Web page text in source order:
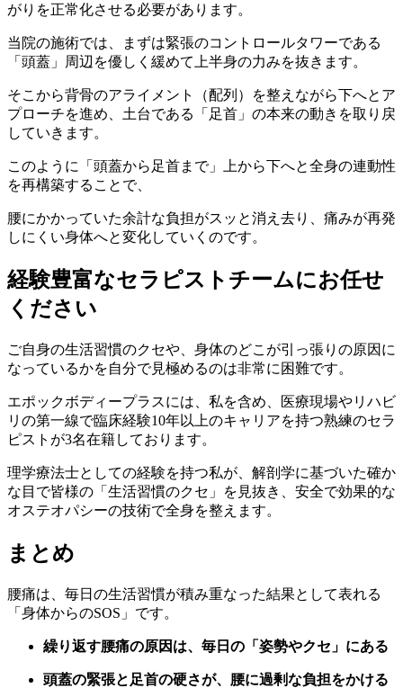
がりを正常化させる必要があります。
当院の施術では、まずは緊張のコントロールタワーである
「頭蓋」周辺を優しく緩めて上半身の力みを抜きます。
そこから背骨のアライメント（配列）を整えながら下へとア
プローチを進め、土台である「足首」の本来の動きを取り戻
していきます。
このように「頭蓋から足首まで」上から下へと全身の連動性
を再構築することで、
腰にかかっていた余計な負担がスッと消え去り、痛みが再発
しにくい身体へと変化していくのです。
経験豊富なセラピストチームにお任せ
ください
ご自身の生活習慣のクセや、身体のどこが引っ張りの原因に
なっているかを自分で見極めるのは非常に困難です。
エポックボディープラスには、私を含め、医療現場やリハビ
リの第一線で臨床経験10年以上のキャリアを持つ熟練のセラ
ピストが3名在籍しております。
理学療法士としての経験を持つ私が、解剖学に基づいた確か
な目で皆様の「生活習慣のクセ」を見抜き、安全で効果的な
オステオパシーの技術で全身を整えます。
まとめ
腰痛は、毎日の生活習慣が積み重なった結果として表れる
「身体からのSOS」です。
繰り返す腰痛の原因は、毎日の「姿勢やクセ」にある
頭蓋の緊張と足首の硬さが、腰に過剰な負担をかける